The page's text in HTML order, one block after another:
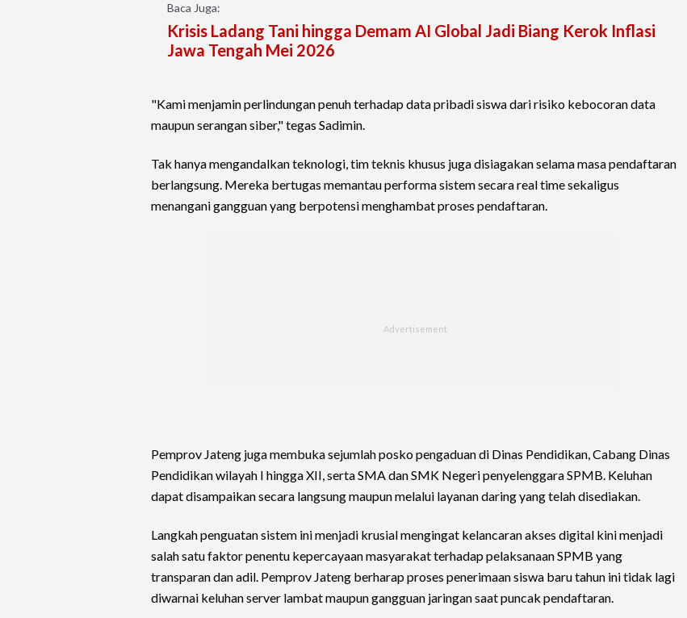
Baca Juga:
Krisis Ladang Tani hingga Demam AI Global Jadi Biang Kerok Inflasi
Jawa Tengah Mei 2026
"Kami menjamin perlindungan penuh terhadap data pribadi siswa dari risiko kebocoran data
maupun serangan siber," tegas Sadimin.
Tak hanya mengandalkan teknologi, tim teknis khusus juga disiagakan selama masa pendaftaran
berlangsung. Mereka bertugas memantau performa sistem secara real time sekaligus
menangani gangguan yang berpotensi menghambat proses pendaftaran.
Pemprov Jateng juga membuka sejumlah posko pengaduan di Dinas Pendidikan, Cabang Dinas
Pendidikan wilayah I hingga XII, serta SMA dan SMK Negeri penyelenggara SPMB. Keluhan
dapat disampaikan secara langsung maupun melalui layanan daring yang telah disediakan.
Langkah penguatan sistem ini menjadi krusial mengingat kelancaran akses digital kini menjadi
salah satu faktor penentu kepercayaan masyarakat terhadap pelaksanaan SPMB yang
transparan dan adil. Pemprov Jateng berharap proses penerimaan siswa baru tahun ini tidak lagi
diwarnai keluhan server lambat maupun gangguan jaringan saat puncak pendaftaran.